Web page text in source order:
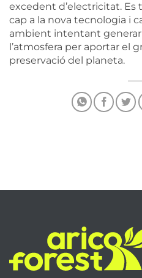
excedent d’electricitat. Es
cap a la nova tecnologia i
ambient intentant
l’atmosfera per aportar el
preservació del planeta.